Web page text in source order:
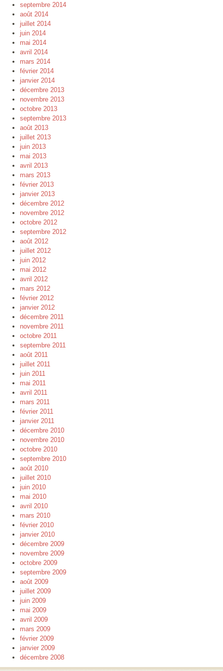
septembre 2014
août 2014
juillet 2014
juin 2014
mai 2014
avril 2014
mars 2014
février 2014
janvier 2014
décembre 2013
novembre 2013
octobre 2013
septembre 2013
août 2013
juillet 2013
juin 2013
mai 2013
avril 2013
mars 2013
février 2013
janvier 2013
décembre 2012
novembre 2012
octobre 2012
septembre 2012
août 2012
juillet 2012
juin 2012
mai 2012
avril 2012
mars 2012
février 2012
janvier 2012
décembre 2011
novembre 2011
octobre 2011
septembre 2011
août 2011
juillet 2011
juin 2011
mai 2011
avril 2011
mars 2011
février 2011
janvier 2011
décembre 2010
novembre 2010
octobre 2010
septembre 2010
août 2010
juillet 2010
juin 2010
mai 2010
avril 2010
mars 2010
février 2010
janvier 2010
décembre 2009
novembre 2009
octobre 2009
septembre 2009
août 2009
juillet 2009
juin 2009
mai 2009
avril 2009
mars 2009
février 2009
janvier 2009
décembre 2008